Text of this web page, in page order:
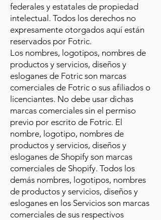
federales y estatales de propiedad
intelectual. Todos los derechos no
expresamente otorgados aquí están
reservados por Fotric.
Los nombres, logotipos, nombres de
productos y servicios, diseños y
esloganes de Fotric son marcas
comerciales de Fotric o sus afiliados o
licenciantes. No debe usar dichas
marcas comerciales sin el permiso
previo por escrito de Fotric. El
nombre, logotipo, nombres de
productos y servicios, diseños y
esloganes de Shopify son marcas
comerciales de Shopify. Todos los
demás nombres, logotipos, nombres
de productos y servicios, diseños y
esloganes en los Servicios son marcas
comerciales de sus respectivos